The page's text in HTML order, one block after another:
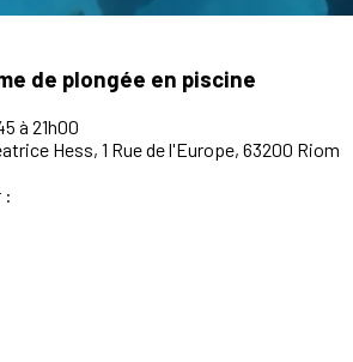
de plongée en piscine
à 21h00
Hess, 1 Rue de l'Europe, 63200 Riom
: